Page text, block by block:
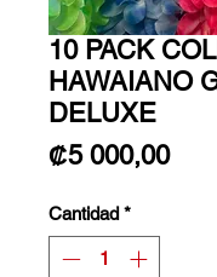
10 PACK
HAWAIANO
DELUXE
₡5 000,00
Cantidad *